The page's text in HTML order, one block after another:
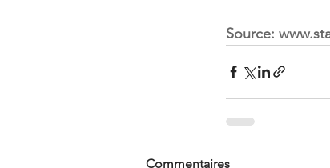
Source:
Commentaires